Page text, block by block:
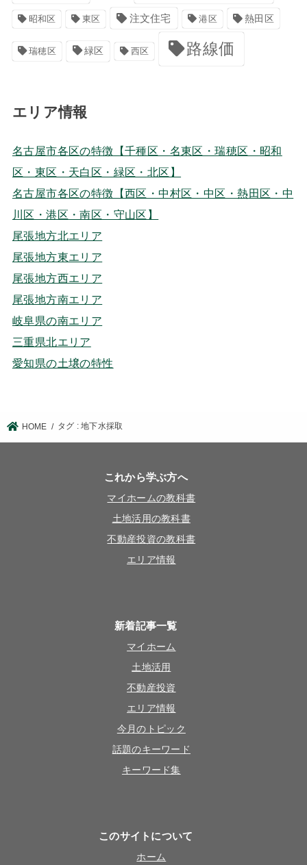
昭和区 東区 注文住宅 港区 熱田区
瑞穂区 緑区 西区 路線価
エリア情報
名古屋市各区の特徴【千種区・名東区・瑞穂区・昭和
区・東区・天白区・緑区・北区】
名古屋市各区の特徴【西区・中村区・中区・熱田区・中
川区・港区・南区・守山区】
尾張地方北エリア
尾張地方東エリア
尾張地方西エリア
尾張地方南エリア
岐阜県の南エリア
三重県北エリア
愛知県の土壌の特性
HOME タグ : 地下水採取
これから学ぶ方へ
マイホームの教科書
土地活用の教科書
不動産投資の教科書
エリア情報
新着記事一覧
マイホーム
土地活用
不動産投資
エリア情報
今月のトピック
話題のキーワード
キーワード集
このサイトについて
ホーム